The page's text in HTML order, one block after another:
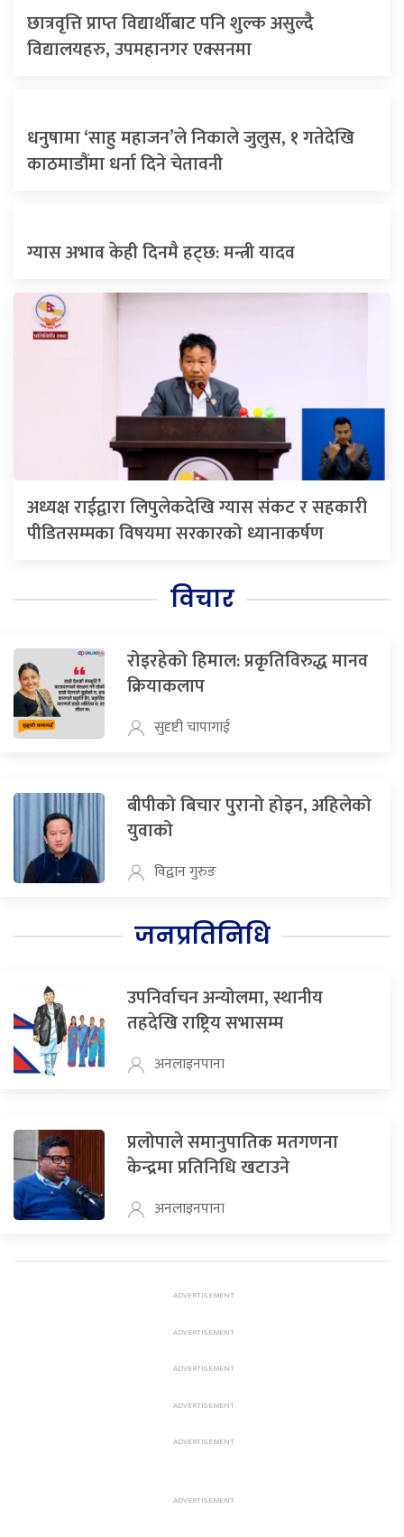
छात्रवृत्ति प्राप्त विद्यार्थीबाट पनि शुल्क असुल्दै
विद्यालयहरु, उपमहानगर एक्सनमा
धनुषामा ‘साहु महाजन’ले निकाले जुलुस, १ गतेदेखि
काठमाडौंमा धर्ना दिने चेतावनी
ग्यास अभाव केही दिनमै हट्छ: मन्त्री यादव
अध्यक्ष राईद्वारा लिपुलेकदेखि ग्यास संकट र सहकारी
पीडितसम्मका विषयमा सरकारको ध्यानाकर्षण
विचार
रोइरहेको हिमाल: प्रकृतिविरुद्ध मानव
क्रियाकलाप
सुदृष्टी चापागाई
बीपीको बिचार पुरानो होइन, अहिलेको
युवाको
विद्वान गुरुङ
जनप्रतिनिधि
उपनिर्वाचन अन्योलमा, स्थानीय
तहदेखि राष्ट्रिय सभासम्म
अनलाइनपाना
प्रलोपाले समानुपातिक मतगणना
केन्द्रमा प्रतिनिधि खटाउने
अनलाइनपाना